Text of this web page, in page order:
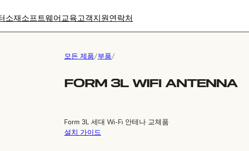
소재소프트웨어교육고객지원연락처
모든 제품/부품/
FORM 3L WIFI ANTENNA
Form 3L 세대 Wi-Fi 안테나 교체품
설치 가이드